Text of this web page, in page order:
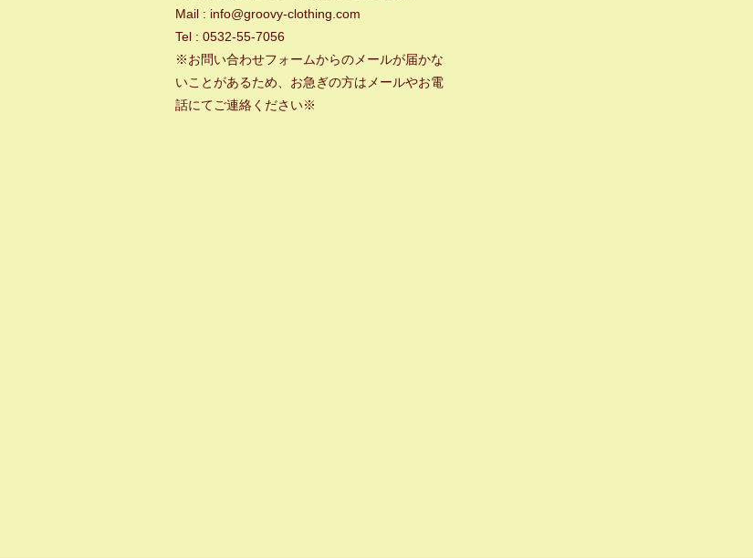
Mail : info@groovy-clothing.com
Tel : 0532-55-7056
※お問い合わせフォームからのメールが届かな
いことがあるため、お急ぎの方はメールやお電
話にてご連絡ください※